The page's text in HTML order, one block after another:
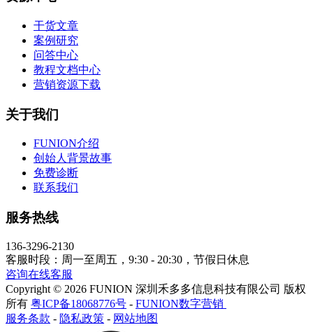
干货文章
案例研究
问答中心
教程文档中心
营销资源下载
关于我们
FUNION介绍
创始人背景故事
免费诊断
联系我们
服务热线
136-3296-2130
客服时段：周一至周五，9:30 - 20:30，节假日休息
咨询在线客服
Copyright © 2026 FUNION 深圳禾多多信息科技有限公司 版权
所有 粤ICP备18068776号 - FUNION数字营销
服务条款 - 隐私政策 - 网站地图